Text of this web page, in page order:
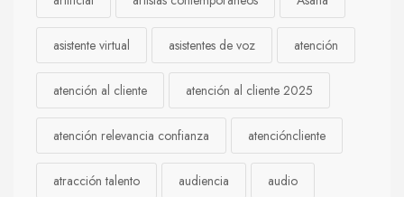
asistente virtual asistentes de voz atención
atención al cliente atención al cliente 2025
atención relevancia confianza atencióncliente
atracción talento audiencia audio